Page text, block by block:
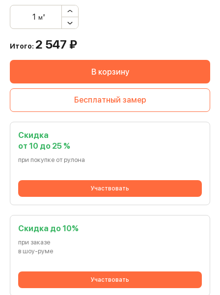
м²
Итого: 2 547 ₽
В корзину
Бесплатный замер
Скидка
от 10 до 25 %
при покупке от рулона
Участвовать
Cкидка до 10%
при заказе
в шоу-руме
Участвовать